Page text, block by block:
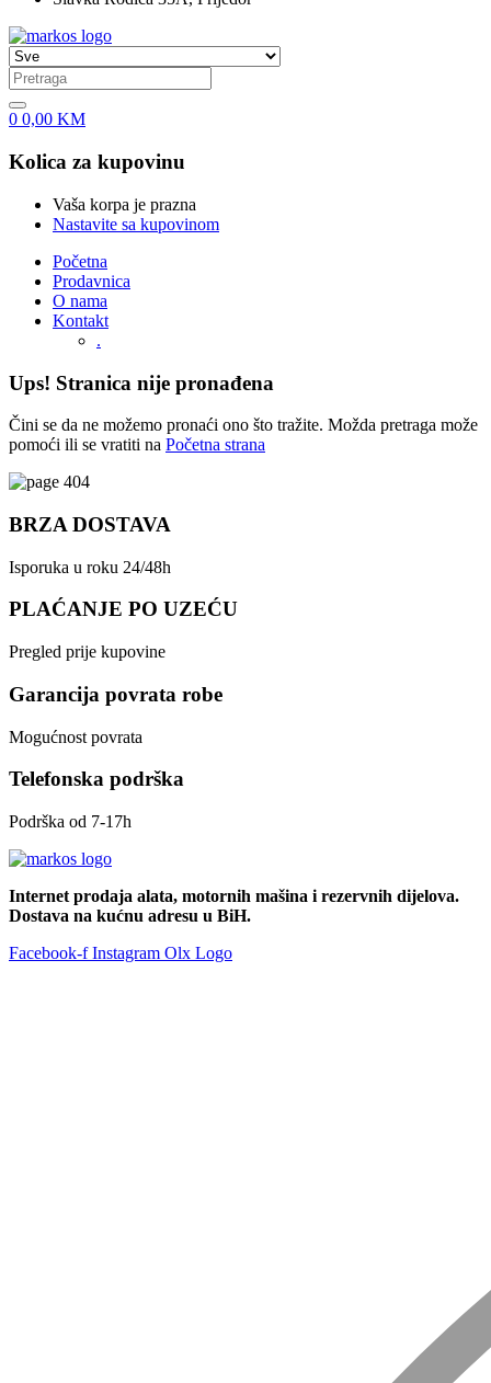
0 0,00 KM
Kolica za kupovinu
Vaša korpa je prazna
Nastavite sa kupovinom
Početna
Prodavnica
O nama
Kontakt
.
Ups! Stranica nije pronađena
Čini se da ne možemo pronaći ono što tražite. Možda pretraga može
pomoći ili se vratiti na Početna strana
BRZA DOSTAVA
Isporuka u roku 24/48h
PLAĆANJE PO UZEĆU
Pregled prije kupovine
Garancija povrata robe
Mogućnost povrata
Telefonska podrška
Podrška od 7-17h
Internet prodaja alata, motornih mašina i rezervnih dijelova.
Dostava na kućnu adresu u BiH.
Facebook-f Instagram Olx Logo